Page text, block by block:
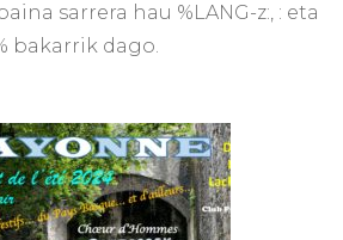
sarrera hau %LANG-z:, : eta
bakarrik dago.